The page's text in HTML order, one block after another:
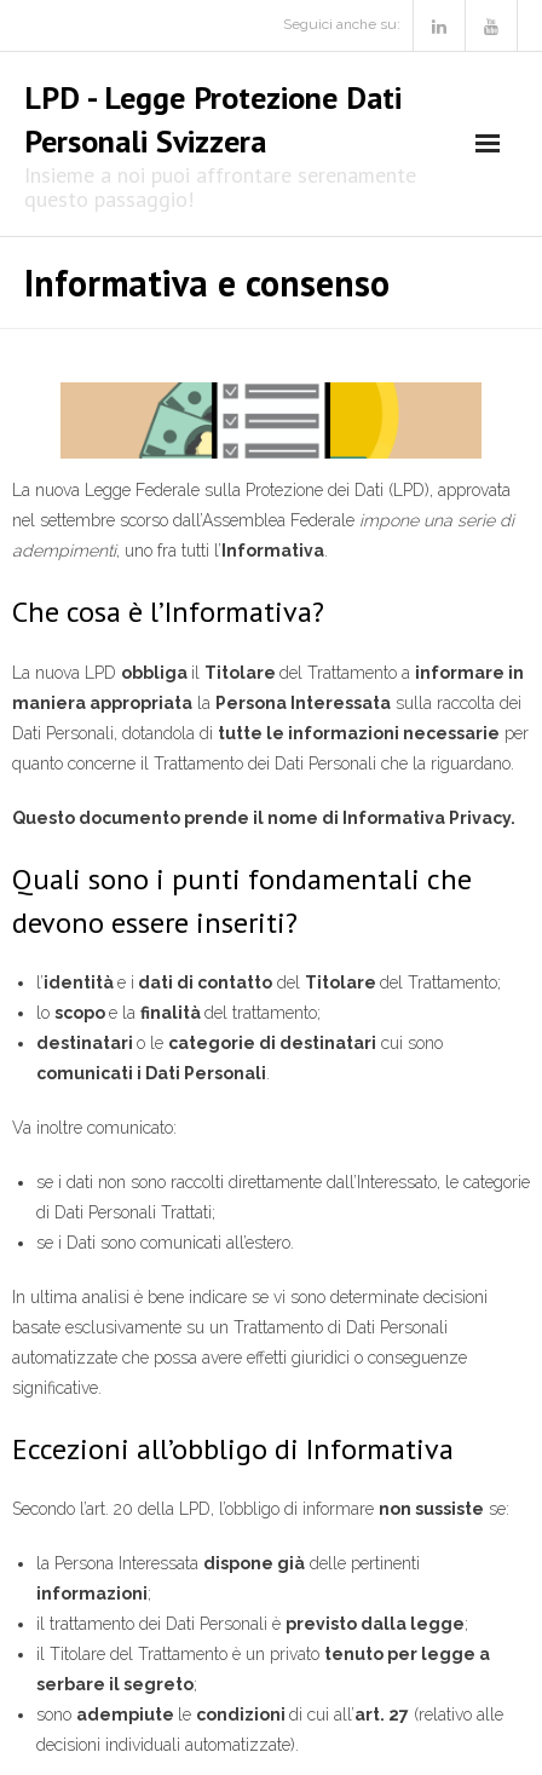
Seguici anche su:
LPD - Legge Protezione Dati
Personali Svizzera
Insieme a noi puoi affrontare serenamente
questo passaggio!
Informativa e consenso
La nuova Legge Federale sulla Protezione dei Dati (LPD), approvata
nel settembre scorso dall’Assemblea Federale impone una serie di
adempimenti, uno fra tutti l’ Informativa.
Che cosa è l’Informativa?
La nuova LPD obbliga il Titolare del Trattamento a informare in
maniera appropriata la Persona Interessata sulla raccolta dei
Dati Personali, dotandola di tutte le informazioni necessarie per
quanto concerne il Trattamento dei Dati Personali che la riguardano.
Questo documento prende il nome di Informativa Privacy.
Quali sono i punti fondamentali che
devono essere inseriti?
l’identitàe i dati di contatto del Titolare del Trattamento;
lo scopoe la finalitàdel trattamento;
destinatari o le categorie di destinatari cui sono
comunicati i Dati Personali
Va inoltre comunicato:
se i dati non sono raccolti direttamente dall’Interessato, le categorie
di Dati Personali Trattati;
se i Dati sono comunicati all’estero.
In ultima analisi è bene indicare se vi sono determinate decisioni
basate esclusivamente su un Trattamento di Dati Personali
automatizzate che possa avere effetti giuridici o conseguenze
significative.
Eccezioni all’obbligo di Informativa
Secondo l’art. 20 della LPD, l’obbligo di informare non sussiste se:
la Persona Interessata dispone già delle pertinenti
informazioni;
il trattamento dei Dati Personali è previsto dalla legge;
il Titolare del Trattamento è un privato tenuto per legge a
serbare il segreto;
sono adempiute le condizioni di cui all’art. 27 (relativo alle
decisioni individuali automatizzate).